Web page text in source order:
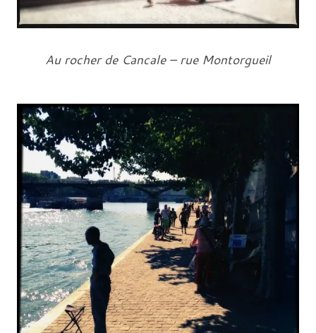
Au rocher de Cancale – rue Montorgueil